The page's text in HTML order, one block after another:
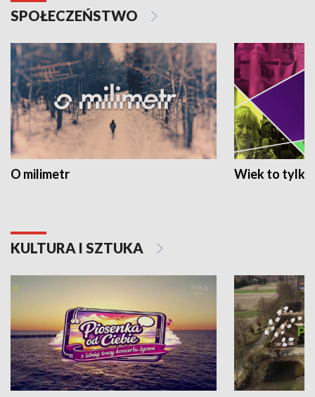
SPOŁECZEŃSTWO
O milimetr Wiek to tylko
KULTURA I SZTUKA